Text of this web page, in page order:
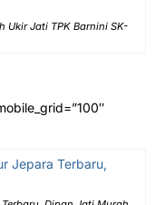
Ukir Jati TPK Barnini SK-